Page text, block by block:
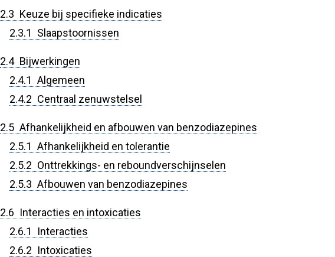
2.3 Keuze bij specifieke indicaties
2.3.1 Slaapstoornissen
2.4 Bijwerkingen
2.4.1 Algemeen
2.4.2 Centraal zenuwstelsel
2.5 Afhankelijkheid en afbouwen van benzodiazepines
2.5.1 Afhankelijkheid en tolerantie
2.5.2 Onttrekkings- en reboundverschijnselen
2.5.3 Afbouwen van benzodiazepines
2.6 Interacties en intoxicaties
2.6.1 Interacties
2.6.2 Intoxicaties